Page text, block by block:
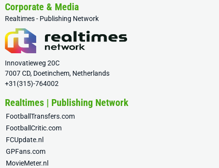
Corporate & Media
Realtimes - Publishing Network
Innovatieweg 20C
7007 CD, Doetinchem, Netherlands
+31(315)-764002
Realtimes | Publishing Network
FootballTransfers.com
FootballCritic.com
FCUpdate.nl
GPFans.com
MovieMeter.nl